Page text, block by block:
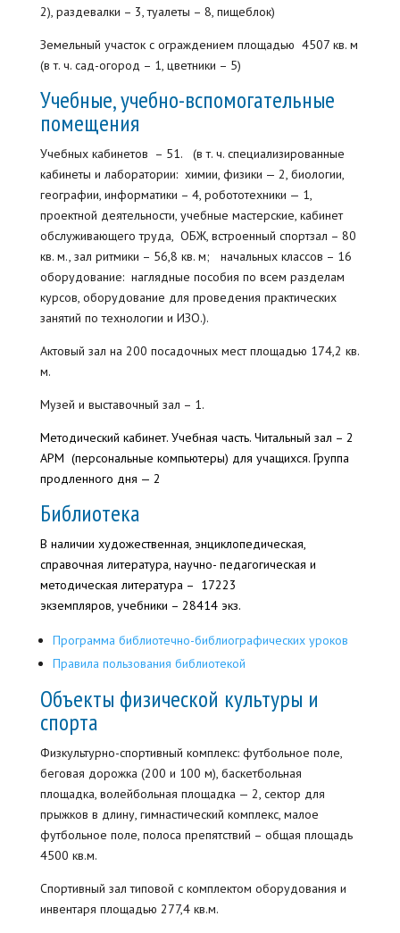
2), раздевалки – 3, туалеты – 8, пищеблок)
Земельный участок с ограждением площадью 4507 кв. м
(в т. ч. сад-огород – 1, цветники – 5)
Учебные, учебно-вспомогательные
помещения
Учебных кабинетов – 51. (в т. ч. специализированные
кабинеты и лаборатории: химии, физики — 2, биологии,
географии, информатики – 4, робототехники — 1,
проектной деятельности, учебные мастерские, кабинет
обслуживающего труда, ОБЖ, встроенный спортзал – 80
кв. м., зал ритмики – 56,8 кв. м; начальных классов – 16
оборудование: наглядные пособия по всем разделам
курсов, оборудование для проведения практических
занятий по технологии и ИЗО.).
Актовый зал на 200 посадочных мест площадью 174,2 кв.
м.
Музей и выставочный зал – 1.
Методический кабинет. Учебная часть. Читальный зал – 2
АРМ (персональные компьютеры) для учащихся. Группа
продленного дня — 2
Библиотека
В наличии художественная, энциклопедическая,
справочная литература, научно- педагогическая и
методическая литература – 17223
экземпляров, учебники – 28414 экз.
Программа библиотечно-библиографических уроков
Правила пользования библиотекой
Объекты физической культуры и
спорта
Физкультурно-спортивный комплекс: футбольное поле,
беговая дорожка (200 и 100 м), баскетбольная
площадка, волейбольная площадка — 2, сектор для
прыжков в длину, гимнастический комплекс, малое
футбольное поле, полоса препятствий – общая площадь
4500 кв.м.
Спортивный зал типовой с комплектом оборудования и
инвентаря площадью 277,4 кв.м.